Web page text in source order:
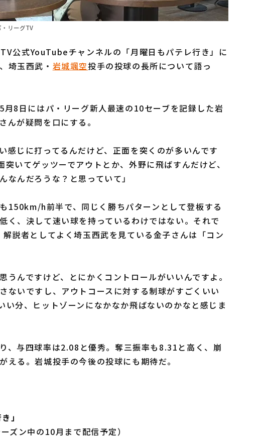
リーグTV
公式YouTubeチャンネルの「月曜日もパテレ行き」に
埼玉西武・ 岩城颯空投手の投球の長所について語っ
8日にはパ・リーグ新人最速の10セーブを記録した岩
んが疑問を口にする。
感じに打ってるんだけど、正面を突くのが多いんです
いてゲッツーでアウトとか、外野に飛ばすんだけど、
んだろうな？と思っていて」
150km/h前半で、同じく勝ちパターンとして登板する
く、決して速い球を持っているわけではない。それで
説者としてよく埼玉西武を見ている金子さんは「コン
うんですけど、とにかくコントロールがいいんですよ。
ないですし、アウトコースに対する制球がすごくいい
い分、ヒットゾーンになかなか飛ばないのかなと感じま
、与四球率は2.08と優秀。奪三振率も8.31と高く、崩
える。岩城投手の今後の投球にも期待だ。
」
ズン中の10月まで配信予定）